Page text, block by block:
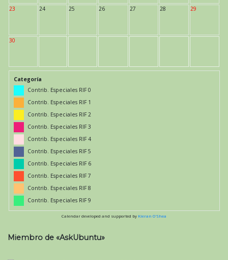
23 24 25 26 27 28 29
30
Categoría
Contrib. Especiales RIF 0
Contrib. Especiales RIF 1
Contrib. Especiales RIF 2
Contrib. Especiales RIF 3
Contrib. Especiales RIF 4
Contrib. Especiales RIF 5
Contrib. Especiales RIF 6
Contrib. Especiales RIF 7
Contrib. Especiales RIF 8
Contrib. Especiales RIF 9
Calendar developed and supported by Kieran O'Shea
Miembro de «AskUbuntu»